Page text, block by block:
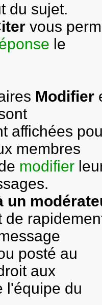
du sujet.
vous
le
Modifier
affichées
membres
modifier
un
de
posté au
aux
l'équipe du